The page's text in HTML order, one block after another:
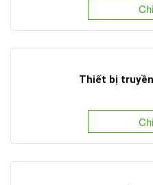
Thiết bị